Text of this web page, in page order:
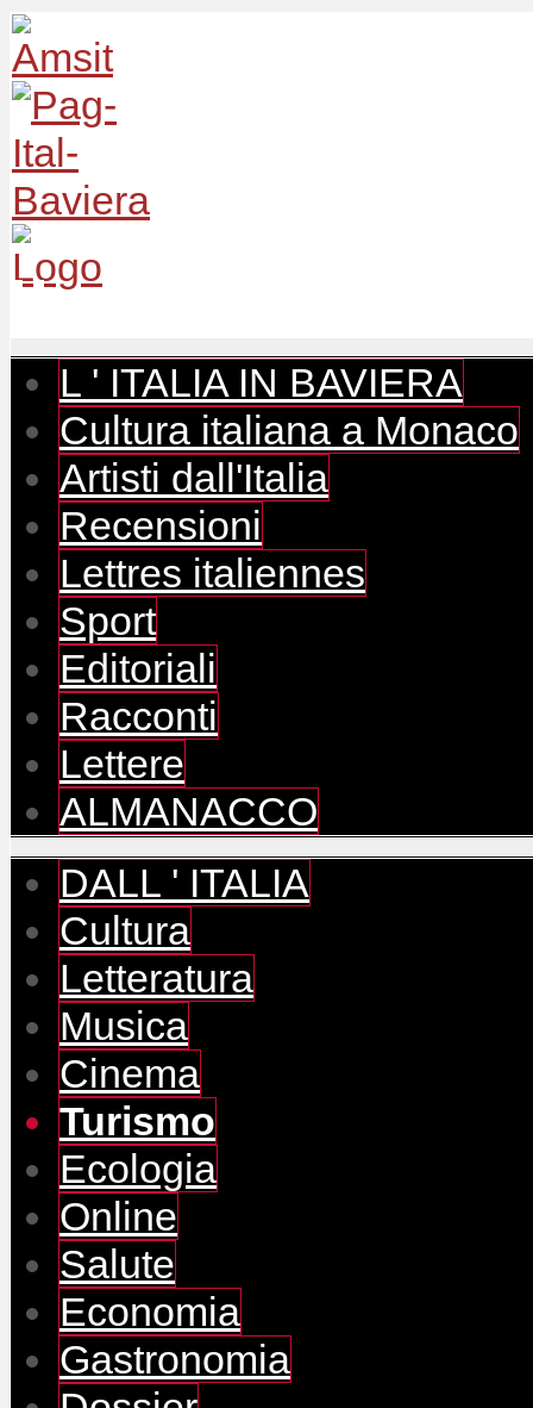
L ' ITALIA IN BAVIERA
Cultura italiana a Monaco
Artisti dall'Italia
Recensioni
Lettres italiennes
Sport
Editoriali
Racconti
Lettere
ALMANACCO
DALL ' ITALIA
Cultura
Letteratura
Musica
Cinema
Turismo
Ecologia
Online
Salute
Economia
Gastronomia